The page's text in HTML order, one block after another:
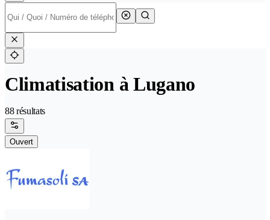
Climatisation à Lugano
88 résultats
Ouvert